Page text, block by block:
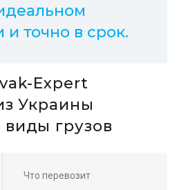
и точно в срок.
Expert
Украины
грузов
Что перевозит